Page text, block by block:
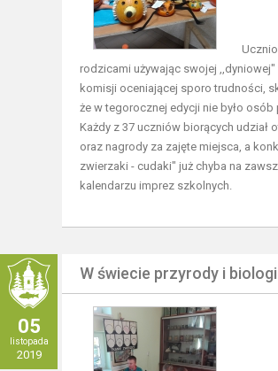
rodzicami używając swojej
komisji oceniającej sporo trudności,
że w tegorocznej edycji nie było osób
Każdy z 37 uczniów biorących udział
oraz nagrody za zajęte miejsca, a
zwierzaki - cudaki" już chyba na
kalendarzu imprez szkolnych.
05
listopada
2019
W świecie przyrody i